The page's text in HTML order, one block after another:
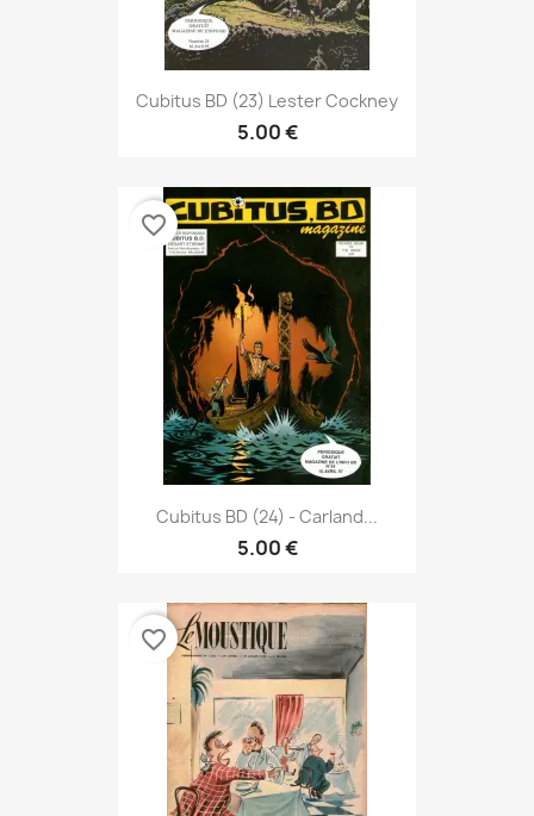
Cubitus BD (23) Lester Cockney
5.00 €
Cubitus BD (24) - Carland...
5.00 €
favorite_border
favorite_border